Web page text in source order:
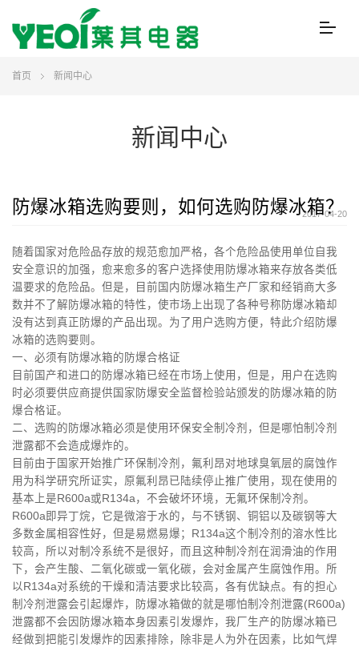
首页 新闻中心
新闻中心
防爆冰箱选购要则，如何选购防爆冰箱？
2017-04-20
随着国家对危险品存放的规范愈加严格，各个危险品使用单位自我
安全意识的加强，愈来愈多的客户选择使用防爆冰箱来存放各类低
温要求的危险品。但是，目前国内防爆冰箱生产厂家和经销商大多
数并不了解防爆冰箱的特性，使市场上出现了各种号称防爆冰箱却
没有达到真正防爆的产品出现。为了用户选购方便，特此介绍防爆
冰箱的选购要则。
一、必须有防爆冰箱的防爆合格证
目前国产和进口的防爆冰箱已经在市场上使用，但是，用户在选购
时必须要供应商提供国家防爆安全监督检验站颁发的防爆冰箱的防
爆合格证。
二、选购的防爆冰箱必须是使用环保安全制冷剂，但是哪怕制冷剂
泄露都不会造成爆炸的。
目前由于国家开始推广环保制冷剂，氟利昂对地球臭氧层的腐蚀作
用为科学研究所证实，原氟利昂已陆续停止推广使用，现在使用的
基本上是R600a或R134a，不会破坏环境，无氟环保制冷剂。
R600a即异丁烷，它是微溶于水的，与不锈钢、铜铝以及碳钢等大
多数金属相容性好，但是易燃易爆；R134a这个制冷剂的溶水性比
较高，所以对制冷系统不是很好，而且这种制冷剂在润滑油的作用
下，会产生酸、二氧化碳或一氧化碳，会对金属产生腐蚀作用。所
以R134a对系统的干燥和清洁要求比较高，各有优缺点。有的担心
制冷剂泄露会引起爆炸，防爆冰箱做的就是哪怕制冷剂泄露(R600a)
泄露都不会因防爆冰箱本身因素引发爆炸，我厂生产的防爆冰箱已
经做到把能引发爆炸的因素排除，除非是人为外在因素，比如气焊